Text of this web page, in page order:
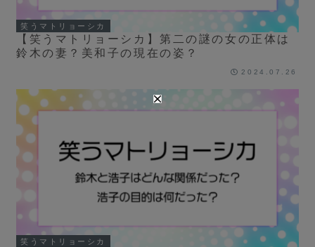
笑うマトリョーシカ
【笑うマトリョーシカ】第二の謎の女の正体は
鈴木の妻？美和子の現在の姿？
2024.07.26
笑うマトリョーシカ